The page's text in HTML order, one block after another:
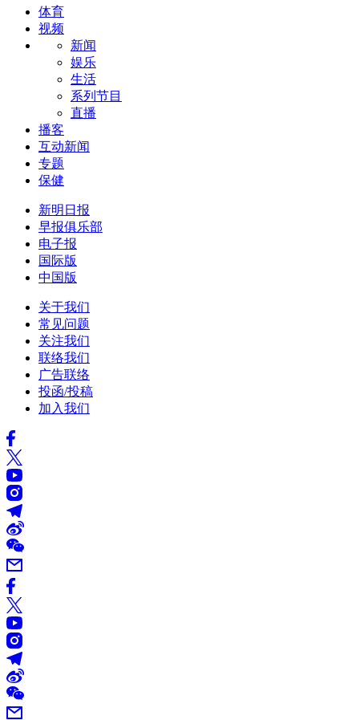
体育
视频
新闻
娱乐
生活
系列节目
直播
播客
互动新闻
专题
保健
新明日报
早报俱乐部
电子报
国际版
中国版
关于我们
常见问题
关注我们
联络我们
广告联络
投函/投稿
加入我们